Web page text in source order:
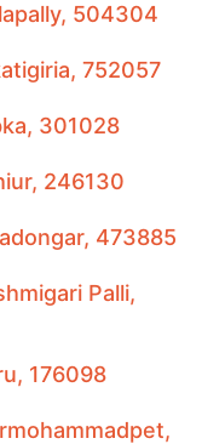
504304
752057
301028
246130
473885
Palli,
176098